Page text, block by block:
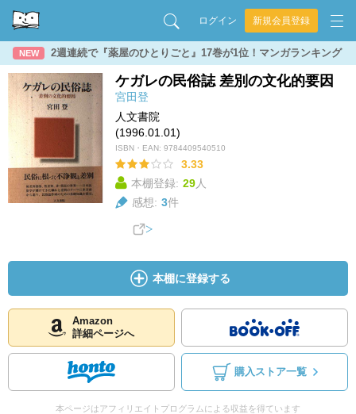
ログイン 新規会員登録
NEW 2週連続で『薬屋のひとりごと』17巻が1位！マンガランキング
ケガレの民俗誌 差別の文化的要因
宮田登
人文書院
(1996.01.01)
ISBN・EAN: 9784409540510
3.33
本棚登録: 29人
感想: 3件
本棚に登録する
Amazon
詳細ページへ
購入ストア一覧
本ページはアフィリエイトプログラムによる収益を得ています